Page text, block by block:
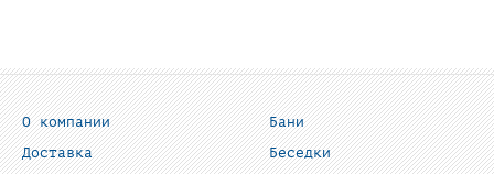
О компании
Доставка
Бани
Беседки